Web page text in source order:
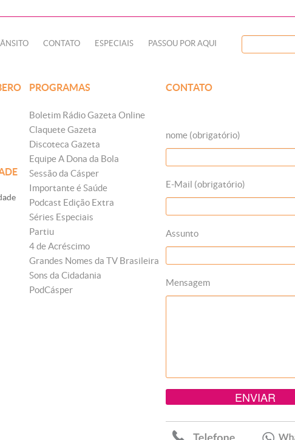
CONTATO ESPECIAIS PASSOU POR AQUI
PROGRAMAS
Boletim Rádio Gazeta Online
Claquete Gazeta
Discoteca Gazeta
Equipe A Dona da Bola
Sessão da Cásper
Importante é Saúde
Podcast Edição Extra
Séries Especiais
Partiu
4 de Acréscimo
Grandes Nomes da TV Brasileira
Sons da Cidadania
PodCásper
CONTATO
nome (obrigatório)
E-Mail (obrigatório)
Assunto
Mensagem